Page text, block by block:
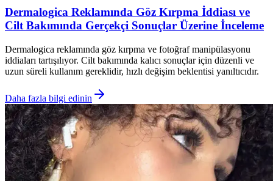
Dermalogica Reklamında Göz Kırpma İddiası ve
Cilt Bakımında Gerçekçi Sonuçlar Üzerine İnceleme
Dermalogica reklamında göz kırpma ve fotoğraf manipülasyonu
iddiaları tartışılıyor. Cilt bakımında kalıcı sonuçlar için düzenli ve
uzun süreli kullanım gereklidir, hızlı değişim beklentisi yanıltıcıdır.
Daha fazla bilgi edinin